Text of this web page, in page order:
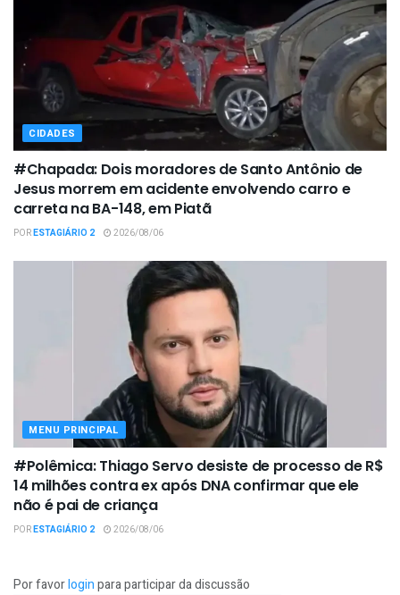
CIDADES
#Chapada: Dois moradores de Santo Antônio de
Jesus morrem em acidente envolvendo carro e
carreta na BA-148, em Piatã
PORESTAGIÁRIO 2 2026/08/06
MENU PRINCIPAL
#Polêmica: Thiago Servo desiste de processo de R$
14 milhões contra ex após DNA confirmar que ele
não é pai de criança
PORESTAGIÁRIO 2 2026/08/06
Por favorloginpara participar da discussão